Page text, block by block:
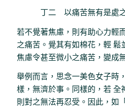
丁二 以痛苦無有是處之
若不覺著焦慮，則有助心力輕
之痛苦。覺其有如棉花，輕 鬆
焦慮令甚至微小之痛苦，變成
舉例而言，思念一美色女子時
樣，無濟於事。同樣的，若 全
則對之無法再忍受。因此，如